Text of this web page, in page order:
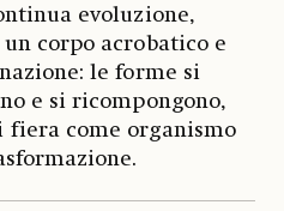
evoluzione,
corpo acrobatico e
le forme si
e si ricompongono,
fiera come organismo